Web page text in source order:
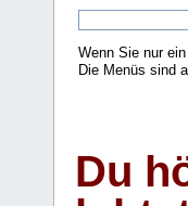
Wenn Sie nur
Die Menüs sind
Du